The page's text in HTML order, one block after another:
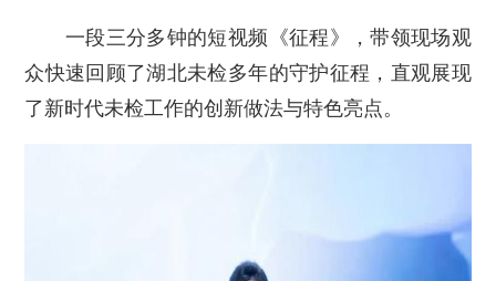
一段三分多钟的短视频《征程》，带领现场观
众快速回顾了湖北未检多年的守护征程，直观展现
了新时代未检工作的创新做法与特色亮点。